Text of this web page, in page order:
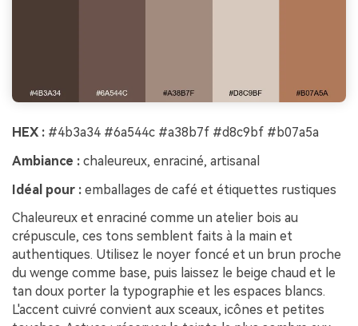
HEX : #4b3a34 #6a544c #a38b7f #d8c9bf #b07a5a
Ambiance : chaleureux, enraciné, artisanal
Idéal pour : emballages de café et étiquettes rustiques
Chaleureux et enraciné comme un atelier bois au
crépuscule, ces tons semblent faits à la main et
authentiques. Utilisez le noyer foncé et un brun proche
du wenge comme base, puis laissez le beige chaud et le
tan doux porter la typographie et les espaces blancs.
L'accent cuivré convient aux sceaux, icônes et petites